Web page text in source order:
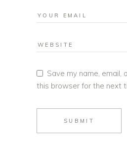
Save my name, email,
this browser for the next
SUBMIT